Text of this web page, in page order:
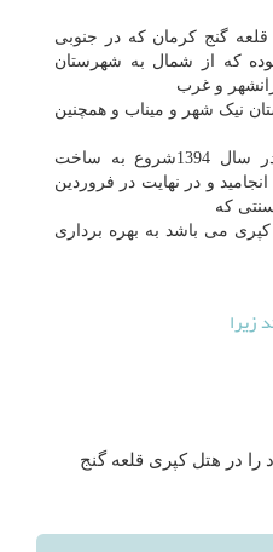
گنج کرمان که در جنوبی
که از شمال به شهرستان
و غرب
نیک شهر و میناب و همچنین
هتل کپری قلعه گنج کرمان در سال 1394شروع به ساخت
انجامید و در نهایت در فروردین
می باشد به بهره برداری
زیرا
را در هتل کپری قلعه گنج